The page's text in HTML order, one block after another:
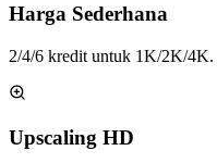
Harga Sederhana
2/4/6 kredit untuk 1K/2K/4K.
Upscaling HD